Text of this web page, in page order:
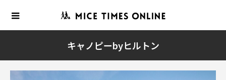
キャノピーbyヒルトン